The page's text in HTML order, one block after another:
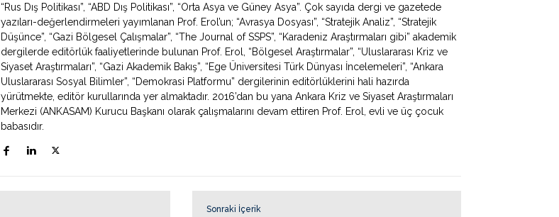
“Rus Dış Politikası”, “ABD Dış Politikası”, “Orta Asya ve Güney Asya”. Çok sayıda dergi ve gazetede
yazıları-değerlendirmeleri yayımlanan Prof. Erol’un; “Avrasya Dosyası”, “Stratejik Analiz”, “Stratejik
Düşünce”, “Gazi Bölgesel Çalışmalar”, “The Journal of SSPS”, “Karadeniz Araştırmaları gibi” akademik
dergilerde editörlük faaliyetlerinde bulunan Prof. Erol, “Bölgesel Araştırmalar”, “Uluslararası Kriz ve
Siyaset Araştırmaları”, “Gazi Akademik Bakış”, “Ege Üniversitesi Türk Dünyası İncelemeleri”, “Ankara
Uluslararası Sosyal Bilimler”, “Demokrasi Platformu” dergilerinin editörlüklerini hali hazırda
yürütmekte, editör kurullarında yer almaktadır. 2016’dan bu yana Ankara Kriz ve Siyaset Araştırmaları
Merkezi (ANKASAM) Kurucu Başkanı olarak çalışmalarını devam ettiren Prof. Erol, evli ve üç çocuk
babasıdır.
Sonraki İçerik